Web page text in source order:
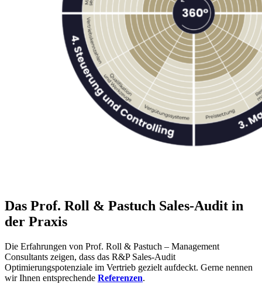
Das Prof. Roll & Pastuch Sales-Audit in
der Praxis
Die Erfahrungen von Prof. Roll & Pastuch – Management
Consultants zeigen, dass das R&P Sales-Audit
Optimierungspotenziale im Vertrieb gezielt aufdeckt. Gerne nennen
wir Ihnen entsprechende Referenzen.